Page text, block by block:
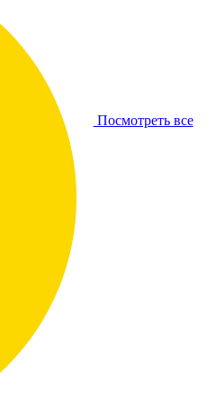
Посмотреть все